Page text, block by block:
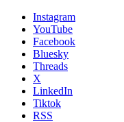
Instagram
YouTube
Facebook
Bluesky
Threads
X
LinkedIn
Tiktok
RSS